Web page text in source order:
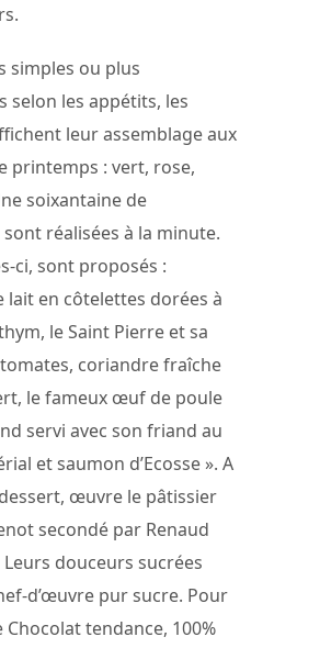
simples ou plus
selon les appétits, les
leur assemblage aux
printemps : vert, rose,
soixantaine de
réalisées à la minute.
ci, sont proposés :
lait en côtelettes dorées à
le Saint Pierre et sa
coriandre fraîche
le fameux œuf de poule
servi avec son friand au
et saumon d’Ecosse ». A
œuvre le pâtissier
secondé par Renaud
Leurs douceurs sucrées
d’œuvre pur sucre. Pour
Chocolat tendance, 100%